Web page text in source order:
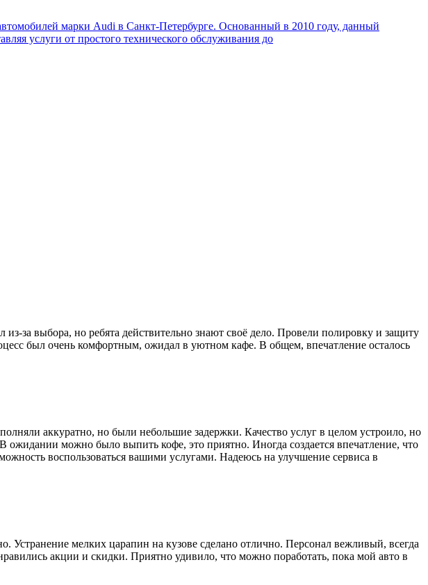
марки Audi в Санкт-Петербурге. Основанный в 2010 году, данный
услуги от простого технического обслуживания до
за выбора, но ребята действительно знают своё дело. Провели полировку и защиту
был очень комфортным, ожидал в уютном кафе. В общем, впечатление осталось
аккуратно, но были небольшие задержки. Качество услуг в целом устроило, но
можно было выпить кофе, это приятно. Иногда создается впечатление, что
воспользоваться вашими услугами. Надеюсь на улучшение сервиса в
мелких царапин на кузове сделано отлично. Персонал вежливый, всегда
акции и скидки. Приятно удивило, что можно поработать, пока мой авто в